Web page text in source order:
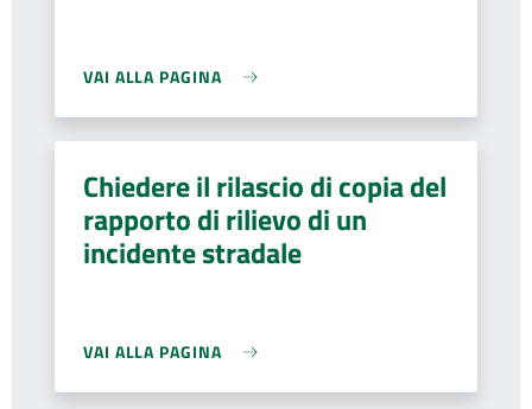
VAI ALLA PAGINA
Chiedere il rilascio di copia del
rapporto di rilievo di un
incidente stradale
VAI ALLA PAGINA